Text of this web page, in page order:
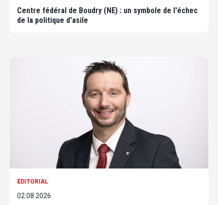
Centre fédéral de Boudry (NE) : un symbole de l'échec
de la politique d'asile
ÉDITORIAL
02.08.2026